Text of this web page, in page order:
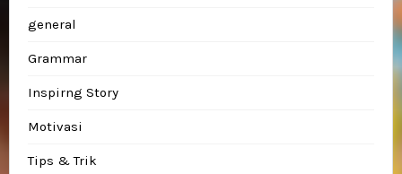
general
Grammar
Inspirng Story
Motivasi
Tips & Trik